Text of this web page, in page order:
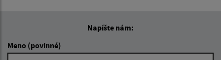
Napíšte nám:
Meno (povinné)